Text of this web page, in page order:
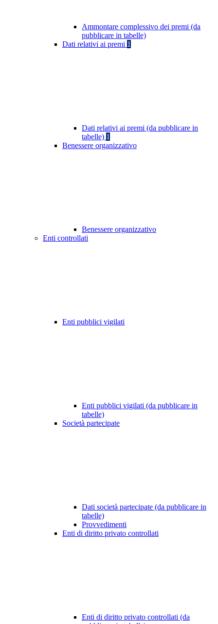
Ammontare complessivo dei premi (da
pubblicare in tabelle)
Dati relativi ai premi 1
Dati relativi ai premi (da pubblicare in
tabelle) 1
Benessere organizzativo
Benessere organizzativo
Enti controllati
Enti pubblici vigilati
Enti pubblici vigilati (da pubblicare in
tabelle)
Società partecipate
Dati società partecipate (da pubblicare in
tabelle)
Provvedimenti
Enti di diritto privato controllati
Enti di diritto privato controllati (da